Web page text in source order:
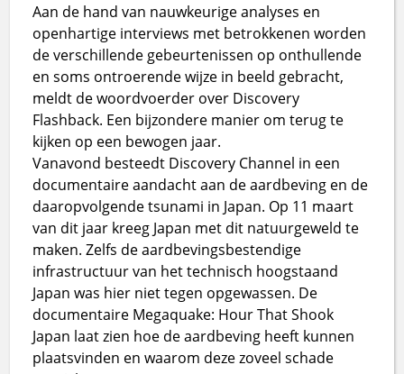
Aan de hand van nauwkeurige analyses en
openhartige interviews met betrokkenen worden
de verschillende gebeurtenissen op onthullende
en soms ontroerende wijze in beeld gebracht,
meldt de woordvoerder over Discovery
Flashback. Een bijzondere manier om terug te
kijken op een bewogen jaar.
Vanavond besteedt Discovery Channel in een
documentaire aandacht aan de aardbeving en de
daaropvolgende tsunami in Japan. Op 11 maart
van dit jaar kreeg Japan met dit natuurgeweld te
maken. Zelfs de aardbevingsbestendige
infrastructuur van het technisch hoogstaand
Japan was hier niet tegen opgewassen. De
documentaire Megaquake: Hour That Shook
Japan laat zien hoe de aardbeving heeft kunnen
plaatsvinden en waarom deze zoveel schade